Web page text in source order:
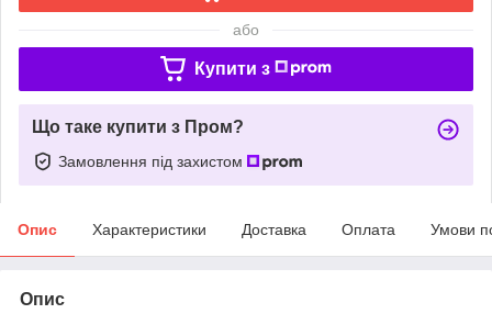
або
Купити з
Що таке купити з Пром?
Замовлення під захистом
Опис Характеристики Доставка Оплата Умови
Опис